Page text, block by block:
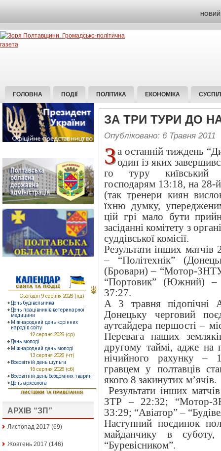
НОВИЙ
ГОЛОВНА ПОДІЇ ПОЛІТИКА ЕКОНОМІКА
АРХІВ “ЗП”
Листопад 2017 (69)
Жовтень 2017 (146)
ЗА ТРИ ТУРИ ДО
Опубліковано: 6 Травня 2011
За останній тиждень
один із яких
го туру київський
господарям 13:18, на 28-
(так тренери киян
їхню думку,
цій грі мало бути
засіданні комітету з
суддівської комісії.
Результати інших
– “Політехнік”
(Бровари) – “Мотор-
“Портовик” (Южний) –
37:27.
А 3 травня підопічні
Донецьку черговий
аутсайдера першості –
Перевага наших
другому таймі, адже на
нічийного рахунку –
гравцем у полтавців
якого 8 закинутих м’ячів.
Результати інших
ЗТР – 22:32; “Мотор-
33:29; “Авіатор” –
Наступний поєдинок
майданчику в
“Буревісником”.